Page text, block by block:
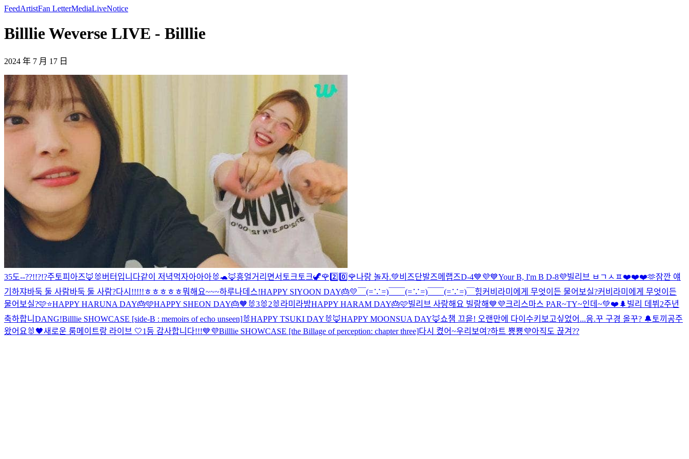
FeedArtistFan LetterMediaLiveNotice
Billlie Weverse LIVE - Billlie
2024 年 7 月 17 日
35도--??!!?!?주토피아즈🦊🐰 버터입니다같이 저녁먹자아아아🐰🐢🦊흥얼거리면서토크토크🦖🌹2️⃣0️⃣🌹나랑 놀자.💚비즈단발즈메랩즈D-4💙💜💙Your B, I'm B D-8💜빌리브 ㅂㄱㅅㅍ❤️❤️❤️🫶잠깐 얘
기하쟈바둑 둘 사람바둑 둘 사람?다시!!!!!ㅎㅎㅎㅎㅎ뭐해요~~~하루나데스!HAPPY SIYOON DAY🎂💛 ￣(=∵=)￣ ￣(=∵=)￣ ￣(=∵=)￣ 힝커비라미에게 무엇이든 물어보실?커비라미에게 무엇이든
물어보실?🩷⭐️HAPPY HARUNA DAY🎂🩵HAPPY SHEON DAY🎂🧡 🐰3🐰2 🐰 라미라방HAPPY HARAM DAY🎂🩷빌리브 사랑해요 빌랑해💙💜크리스마스 PAR~TY~인데~💚❤️🌲 빌리 데뷔2주년
축하합니DANG!Billlie SHOWCASE [side-B : memoirs of echo unseen]🐰HAPPY TSUKI DAY🐰 🦊HAPPY MOONSUA DAY🦊쇼챔 끄읕! 오랜만에 다이수키 보고싶었어...응.꾸 구경 올꾸? 🔔 토끼공주
왔어요🐰 🖤새로운 룸메이트랑 라이브 🤍1등 감사합니다!!!💙💜Billlie SHOWCASE [the Billage of perception: chapter three]다시 켰어~우리보여?하트 뿅뿅💜아직도 끊겨??